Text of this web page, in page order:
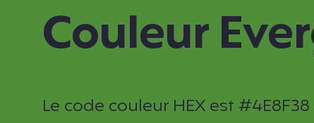
Couleur
Le code couleur HEX est #4E8F38